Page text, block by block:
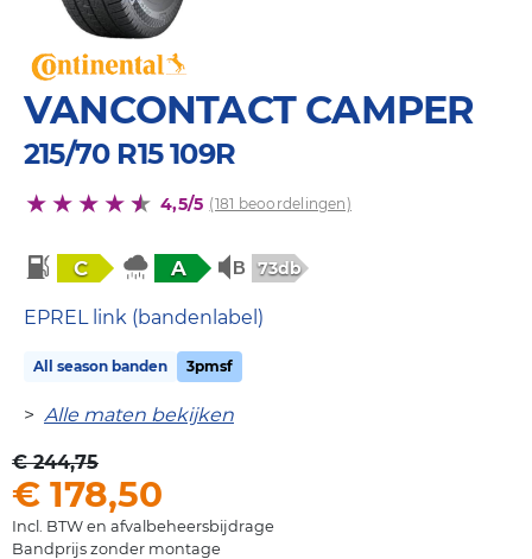
VANCONTACT CAMPER
215/70 R15 109R
4,5/5 (181 beoordelingen)
C A 73db
EPREL link (bandenlabel)
All season banden 3pmsf
> Alle maten bekijken
€ 244,75
€ 178,50
Incl. BTW en afvalbeheersbijdrage
Bandprijs zonder montage